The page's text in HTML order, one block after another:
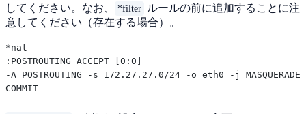
してください。なお、
*filter
ルールの前に追加することに注
意してください（存在する場合）。
*nat
:POSTROUTING ACCEPT [0:0]
-A POSTROUTING -s 172.27.27.0/24 -o eth0 -j MASQUERADE